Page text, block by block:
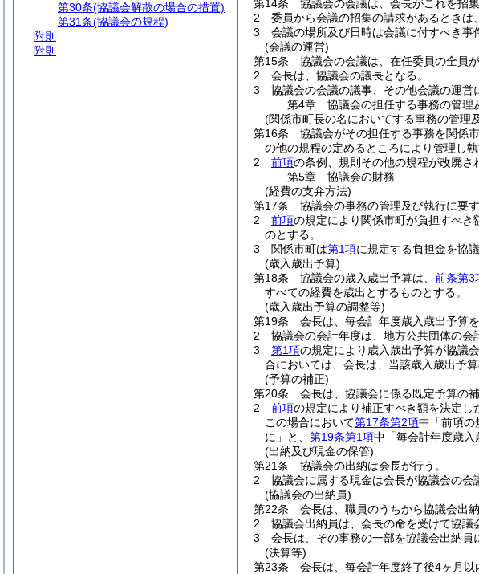
第14条
協議会の会議は、会長がこれを招集
2
委員から会議の招集の請求があるときは
3
会議の場所及び日時は会議に付すべき事
(会議の運営)
第15条
協議会の会議は、在任委員の全員
2
会長は、協議会の議長となる。
3
協議会の会議の議事、その他会議の運営
第4章
協議会の担任する事務の管理
(関係市町長の名においてする事務の管理
第16条
協議会がその担任する事務を関係
の他の規程の定めるところにより管理し執
2
前項の条例、規則その他の規程が改廃さ
第5章
協議会の財務
(経費の支弁方法)
第17条
協議会の事務の管理及び執行に要
2
前項の規定により関係市町が負担すべ
のとする。
3
関係市町は第1項に規定する負担金を協
(歳入歳出予算)
第18条
協議会の歳入歳出予算は、 前条第3
すべての経費を歳出とするものとする。
(歳入歳出予算の調整等)
第19条
会長は、毎会計年度歳入歳出予算
2
協議会の会計年度は、地方公共団体の会
3
第1項の規定により歳入歳出予算が協議
合においては、会長は、当該歳入歳出予
(予算の補正)
第20条
会長は、協議会に係る既定予算の
2
前項の規定により補正すべき額を決定し
この場合において第17条第2項中「前項の
に」と、 第19条第1項中「毎会計年度歳入
(出納及び現金の保管)
第21条
協議会の出納は会長が行う。
2
協議会に属する現金は会長が協議会の会
(協議会の出納員)
第22条
会長は、職員のうちから協議会出
2
協議会出納員は、会長の命を受けて協議
3
会長は、その事務の一部を協議会出納員
(決算等)
第23条
会長は、毎会計年度終了後4ヶ月
第30条(協議会解散の場合の措置)
第31条(協議会の規程)
附則
附則